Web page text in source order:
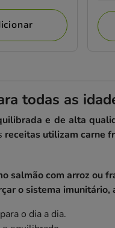
todas as
e de alta
receitas utilizam carne
salmão com arroz ou
o sistema
o dia a dia.